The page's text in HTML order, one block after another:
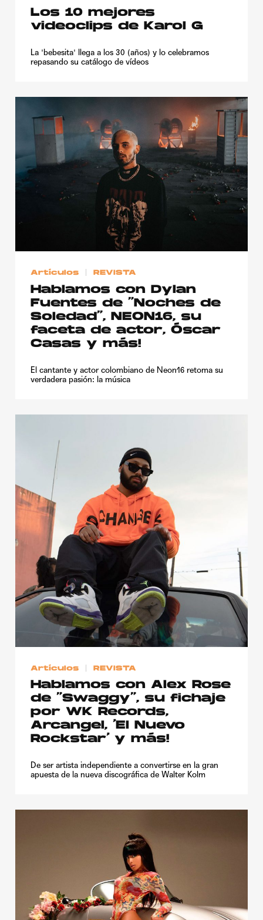
Los 10 mejores
videoclips de Karol G
La 'bebesita' llega a los 30 (años) y lo celebramos
repasando su catálogo de vídeos
Artículos REVISTA
Hablamos con Dylan
Fuentes de “Noches de
Soledad”, NEON16, su
faceta de actor, Óscar
Casas y más!
El cantante y actor colombiano de Neon16 retoma su
verdadera pasión: la música
Artículos REVISTA
Hablamos con Alex Rose
de “Swaggy”, su fichaje
por WK Records,
Arcangel, ‘El Nuevo
Rockstar’ y más!
De ser artista independiente a convertirse en la gran
apuesta de la nueva discográfica de Walter Kolm